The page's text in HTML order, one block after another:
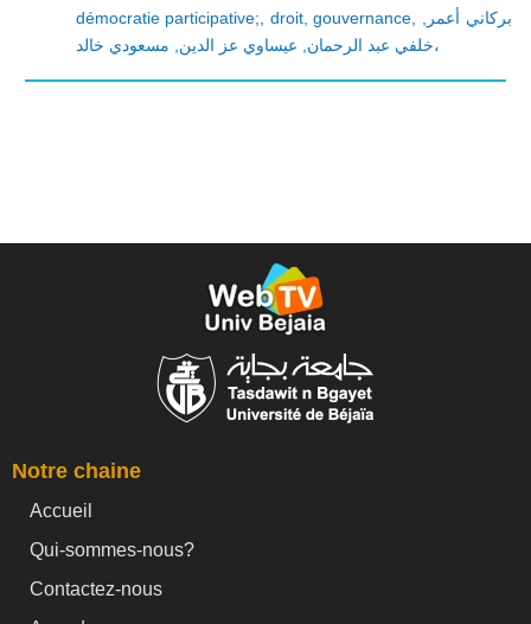
démocratie participative; droit,gouvernance بركاني أعمر
خلفي عبد الرحمان
عيساوي عز الدين مسعودي خالد،
Notre chaine
Accueil
Qui-sommes-nous?
Contactez-nous